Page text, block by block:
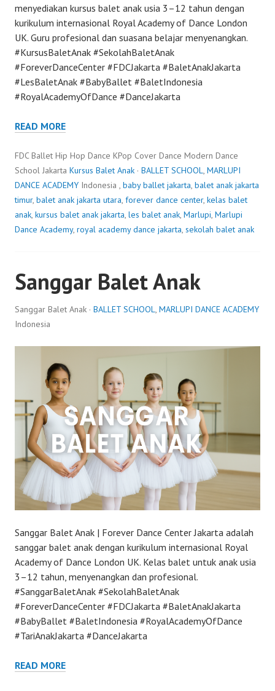
menyediakan kursus balet anak usia 3–12 tahun dengan
kurikulum internasional Royal Academy of Dance London
UK. Guru profesional dan suasana belajar menyenangkan.
#KursusBaletAnak #SekolahBaletAnak
#ForeverDanceCenter #FDCJakarta #BaletAnakJakarta
#LesBaletAnak #BabyBallet #BaletIndonesia
#RoyalAcademyOfDance #DanceJakarta
READ MORE
FDC Ballet Hip Hop Dance KPop Cover Dance Modern Dance
School Jakarta Kursus Balet Anak · BALLET SCHOOL, MARLUPI
DANCE ACADEMY Indonesia , baby ballet jakarta, balet anak jakarta
timur, balet anak jakarta utara, forever dance center, kelas balet
anak, kursus balet anak jakarta, les balet anak, Marlupi, Marlupi
Dance Academy, royal academy dance jakarta, sekolah balet anak
Sanggar Balet Anak
Sanggar Balet Anak · BALLET SCHOOL, MARLUPI DANCE ACADEMY
Indonesia
Sanggar Balet Anak | Forever Dance Center Jakarta adalah
sanggar balet anak dengan kurikulum internasional Royal
Academy of Dance London UK. Kelas balet untuk anak usia
3–12 tahun, menyenangkan dan profesional.
#SanggarBaletAnak #SekolahBaletAnak
#ForeverDanceCenter #FDCJakarta #BaletAnakJakarta
#BabyBallet #BaletIndonesia #RoyalAcademyOfDance
#TariAnakJakarta #DanceJakarta
READ MORE